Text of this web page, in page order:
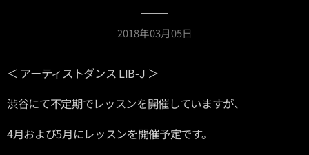
2018年03月05日
＜ アーティストダンス LIB-J ＞
渋谷にて不定期でレッスンを開催していますが、
4月および5月にレッスンを開催予定です。